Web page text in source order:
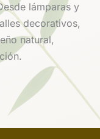
lámparas y
decorativos,
natural,